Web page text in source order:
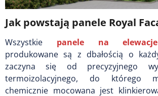
Jak powstają panele Royal
Wszystkie panele na
produkowane są z dbałością o
zaczyna się od precyzyjnego
termoizolacyjnego, do którego
chemicznie mocowana jest